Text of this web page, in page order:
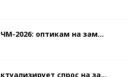
2026: оптикам на зам...
спрос на за...